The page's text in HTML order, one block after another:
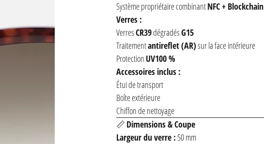
Système propriétaire combinantNFC + Blockchain
Verres :
VerresCR39dégradésG15
Traitementantireflet (AR)sur la face intérieure
Protection UV100 %
Accessoires inclus :
Étui de transport
Boîte extérieure
Chiffon de nettoyage
📏 Dimensions & Coupe
Largeur du verre : 50 mm